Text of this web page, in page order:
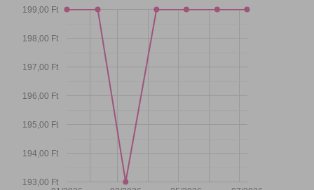
193,00 Ft
194,00 Ft
195,00 Ft
196,00 Ft
197,00 Ft
198,00 Ft
199,00 Ft